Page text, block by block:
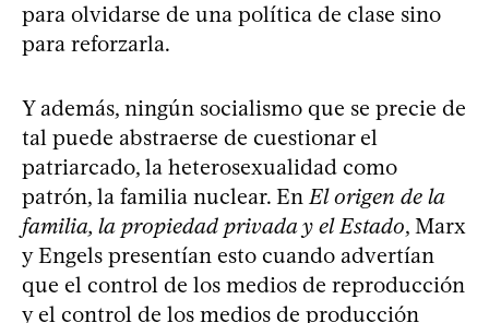
para olvidarse de una política de clase sino
para reforzarla.
Y además, ningún socialismo que se precie de
tal puede abstraerse de cuestionar el
patriarcado, la heterosexualidad como
patrón, la familia nuclear. EnEl origen de la
familia, la propiedad privada y el Estado, Marx
y Engels presentían esto cuando advertían
que el control de los medios de reproducción
y el control de los medios de producción